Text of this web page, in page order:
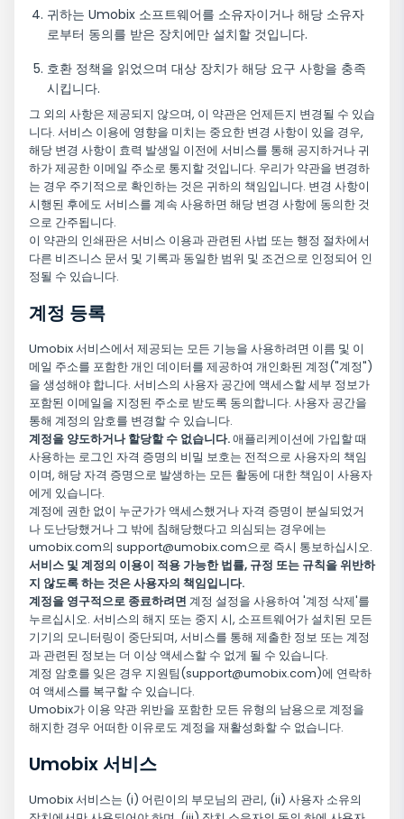
귀하는 Umobix 소프트웨어를 소유자이거나 해당 소유자
로부터 동의를 받은 장치에만 설치할 것입니다.
호환 정책을 읽었으며 대상 장치가 해당 요구 사항을 충족
시킵니다.
그 외의 사항은 제공되지 않으며, 이 약관은 언제든지 변경될 수 있습
니다. 서비스 이용에 영향을 미치는 중요한 변경 사항이 있을 경우,
해당 변경 사항이 효력 발생일 이전에 서비스를 통해 공지하거나 귀
하가 제공한 이메일 주소로 통지할 것입니다. 우리가 약관을 변경하
는 경우 주기적으로 확인하는 것은 귀하의 책임입니다. 변경 사항이
시행된 후에도 서비스를 계속 사용하면 해당 변경 사항에 동의한 것
으로 간주됩니다.
이 약관의 인쇄판은 서비스 이용과 관련된 사법 또는 행정 절차에서
다른 비즈니스 문서 및 기록과 동일한 범위 및 조건으로 인정되어 인
정될 수 있습니다.
계정 등록
Umobix 서비스에서 제공되는 모든 기능을 사용하려면 이름 및 이
메일 주소를 포함한 개인 데이터를 제공하여 개인화된 계정("계정")
을 생성해야 합니다. 서비스의 사용자 공간에 액세스할 세부 정보가
포함된 이메일을 지정된 주소로 받도록 동의합니다. 사용자 공간을
통해 계정의 암호를 변경할 수 있습니다.
계정을 양도하거나 할당할 수 없습니다.애플리케이션에 가입할 때
사용하는 로그인 자격 증명의 비밀 보호는 전적으로 사용자의 책임
이며, 해당 자격 증명으로 발생하는 모든 활동에 대한 책임이 사용자
에게 있습니다.
계정에 권한 없이 누군가가 액세스했거나 자격 증명이 분실되었거
나 도난당했거나 그 밖에 침해당했다고 의심되는 경우에는
umobix.com의 support@umobix.com으로 즉시 통보하십시오.
서비스 및 계정의 이용이 적용 가능한 법률, 규정 또는 규칙을 위반하
지 않도록 하는 것은 사용자의 책임입니다.
계정을 영구적으로 종료하려면 계정 설정을 사용하여 '계정 삭제'를
누르십시오. 서비스의 해지 또는 중지 시, 소프트웨어가 설치된 모든
기기의 모니터링이 중단되며, 서비스를 통해 제출한 정보 또는 계정
과 관련된 정보는 더 이상 액세스할 수 없게 될 수 있습니다.
계정 암호를 잊은 경우 지원팀(support@umobix.com)에 연락하
여 액세스를 복구할 수 있습니다.
Umobix가 이용 약관 위반을 포함한 모든 유형의 남용으로 계정을
해지한 경우 어떠한 이유로도 계정을 재활성화할 수 없습니다.
Umobix 서비스
Umobix 서비스는 (i) 어린이의 부모님의 관리, (ii) 사용자 소유의